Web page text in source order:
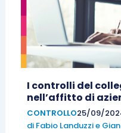
I controlli del
nell’affitto di
CONTROLLO25/09/
di Fabio Landuzzie